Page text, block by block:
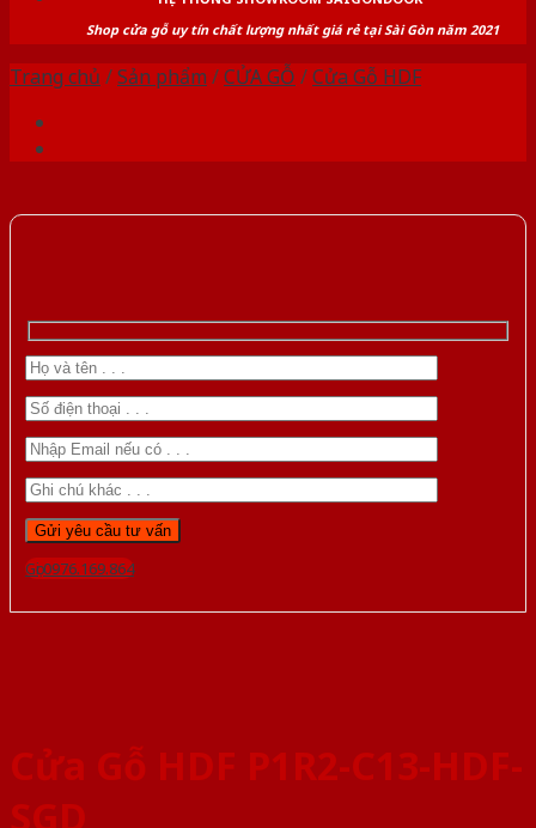
Shop cửa gỗ uy tín chất lượng nhất giá rẻ tại Sài Gòn năm 2021
Trang chủ /Sản phẩm /CỬA GỖ /Cửa Gỗ HDF
Gọi 0976.169.864
Cửa Gỗ HDF P1R2-C13-HDF-
SGD